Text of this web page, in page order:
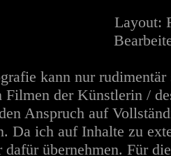
Layout:
kann nur
der Künstlerin /
Anspruch auf
Da ich auf Inhalte zu
dafür übernehmen. Für